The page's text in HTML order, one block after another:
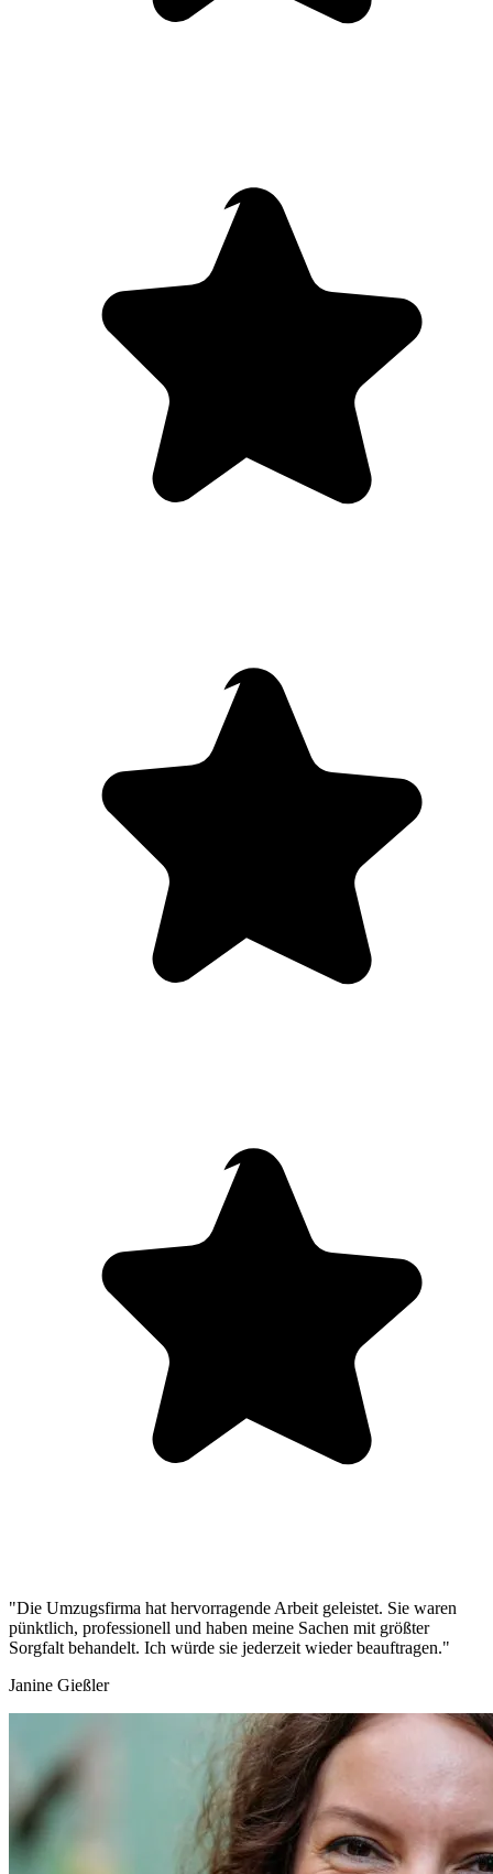
"Die Umzugsfirma hat hervorragende Arbeit geleistet. Sie waren
pünktlich, professionell und haben meine Sachen mit größter
Sorgfalt behandelt. Ich würde sie jederzeit wieder beauftragen."
Janine Gießler